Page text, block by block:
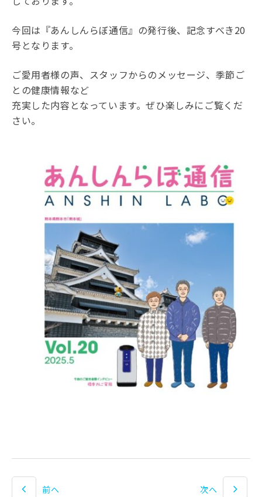
今回は『あんしんらぼ通信』の発行後、記念すべき20
号となります。
ご愛用者様の声、スタッフからのメッセージ、季節ご
との健康情報など
充実した内容となっています。ぜひ楽しみにご覧くだ
さい。
前へ 次へ